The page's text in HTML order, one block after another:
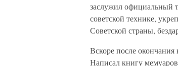
заслужил официальный
советской технике,
Советской страны,
Вскоре после
Написал книгу